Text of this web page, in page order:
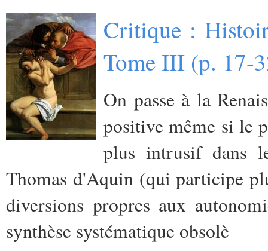
Critique :
Tome III (p. 17-
On passe à la
positive même si le
plus intrusif dans
Thomas d'Aquin (qui participe
diversions propres aux
synthèse systématique obsolè